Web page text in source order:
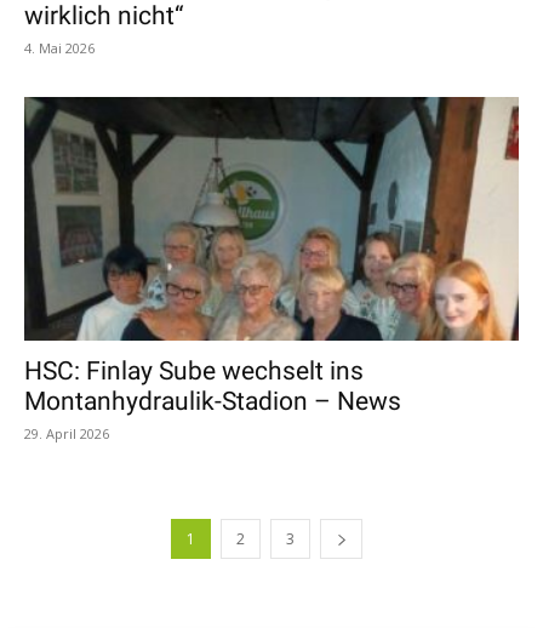
wirklich nicht“
4. Mai 2026
HSC: Finlay Sube wechselt ins
Montanhydraulik-Stadion – News
29. April 2026
1 2 3